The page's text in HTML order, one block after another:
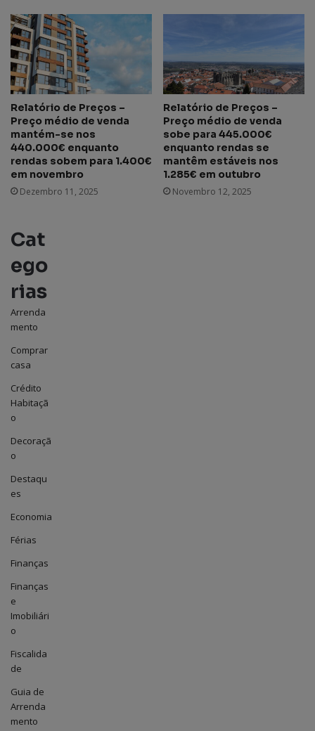
Relatório de Preços –
Preço médio de venda
mantém-se nos
440.000€ enquanto
rendas sobem para 1.400€
em novembro
Dezembro 11, 2025
Relatório de Preços –
Preço médio de venda
sobe para 445.000€
enquanto rendas se
mantêm estáveis nos
1.285€ em outubro
Novembro 12, 2025
Cat
ego
rias
Arrenda
mento
Comprar
casa
Crédito
Habitaçã
o
Decoraçã
o
Destaqu
es
Economia
Férias
Finanças
Finanças
e
Imobiliári
o
Fiscalida
de
Guia de
Arrenda
mento